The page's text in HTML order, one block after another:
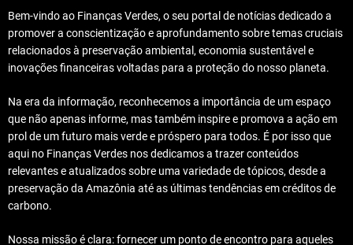
Bem-vindo ao Finanças Verdes, o seu portal de notícias dedicado a
promover a conscientização e aprofundamento sobre temas cruciais
relacionados à preservação ambiental, economia sustentável e
inovações financeiras voltadas para a proteção do nosso planeta.
Na era da informação, reconhecemos a importância de um espaço
que não apenas informe, mas também inspire e promova a ação em
prol de um futuro mais verde e próspero para todos. É por isso que
aqui no Finanças Verdes nos dedicamos a trazer conteúdos
relevantes e atualizados sobre uma variedade de tópicos, desde a
preservação da Amazônia até as últimas tendências em créditos de
carbono.
Nossa missão é clara: fornecer um ponto de encontro para aqueles